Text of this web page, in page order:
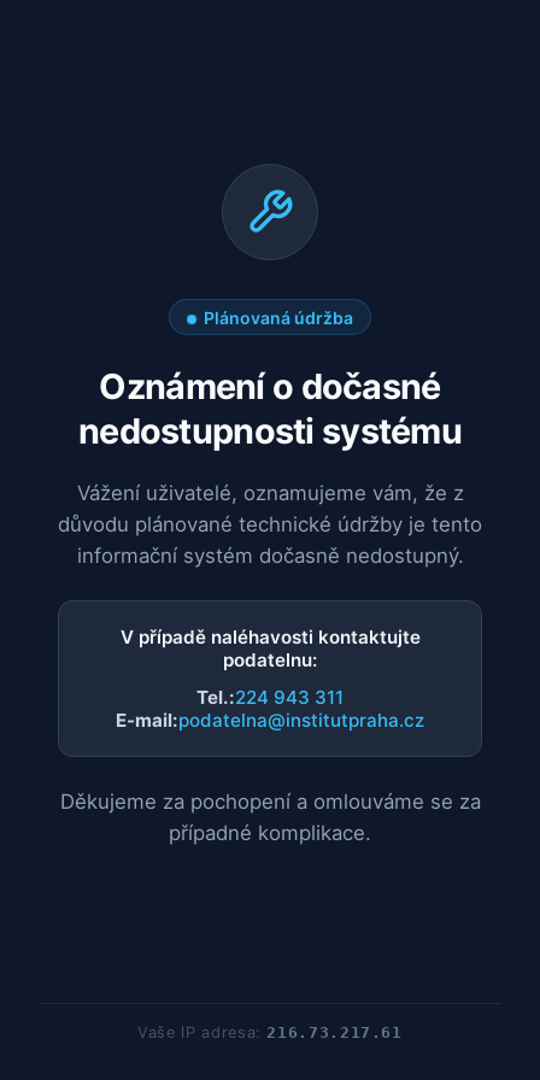
Plánovaná údržba
Oznámení o dočasné
nedostupnosti systému
Vážení uživatelé, oznamujeme vám, že z
důvodu plánované technické údržby je tento
informační systém dočasně nedostupný.
V případě naléhavosti kontaktujte
podatelnu:
Tel.:224 943 311
E-mail:podatelna@institutpraha.cz
Děkujeme za pochopení a omlouváme se za
případné komplikace.
Vaše IP adresa:216.73.217.61